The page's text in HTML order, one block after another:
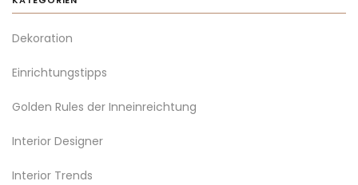
Dekoration
Einrichtungstipps
Golden Rules der Inneinreichtung
Interior Designer
Interior Trends